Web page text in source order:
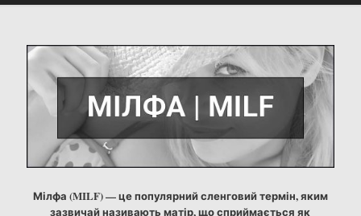
Мілфа (MILF)— це популярний сленговий термін, яким
зазвичай називають матір, що сприймається як